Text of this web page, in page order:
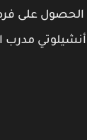
الحصول على
أنشيلوتي مدرب